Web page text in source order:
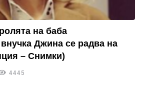
на баба
Джина се радва на
– Снимки)
4445